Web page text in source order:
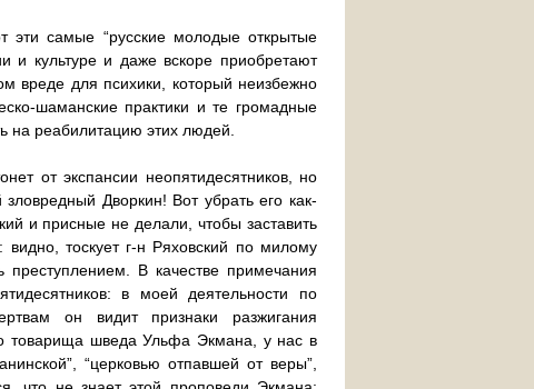
эти самые “русские молодые открытые
и культуре и даже вскоре приобретают
вреде для психики, который неизбежно
шаманские практики и те громадные
на реабилитацию этих людей.
от экспансии неопятидесятников, но
Дворкин! Вот убрать его как-
и присные не делали, чтобы заставить
тоскует г-н Ряховский по милому
преступлением. В качестве примечания
в моей деятельности по
он видит признаки разжигания
товарища шведа Ульфа Экмана, у нас в
“церковью отпавшей от веры”,